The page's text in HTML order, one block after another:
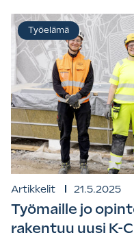
Artikkelit 21.5.2025
Työmaille jo
rakentuu uusi K-
Työelämä